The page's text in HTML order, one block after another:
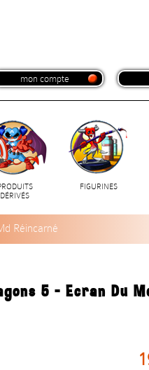
mon compte
DÉRIVÉS
FIGURINES
Réincarné
5 - Ecran Du